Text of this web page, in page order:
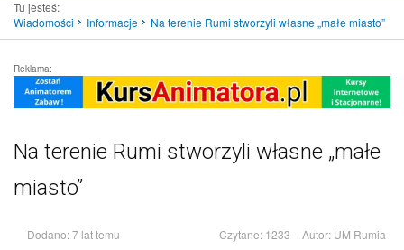
Tu jesteś:
Wiadomości
Informacje Na terenie Rumi stworzyli własne „małe miasto”
Reklama:
Na terenie Rumi stworzyli własne „małe
miasto”
Dodano: 7 lat temu Czytane: 1233 Autor: UM Rumia